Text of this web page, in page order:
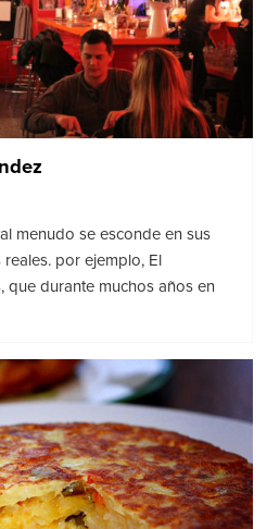
menudo se esconde en sus
por ejemplo, El
que durante muchos años en